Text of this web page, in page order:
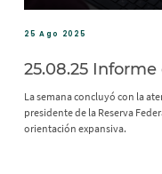
25 Ago 2025
25.08.25
La semana concluyó con la
presidente de la Reserva
orientación expansiva.